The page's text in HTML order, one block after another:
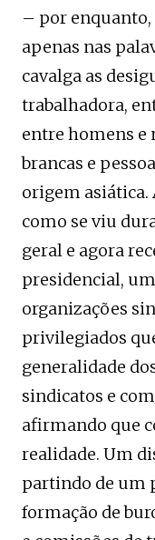
– por
apenas nas
cavalga as
trabalhadora,
entre homens e
brancas e
origem
como se viu
geral e agora
presidencial,
organizações
privilegiados
generalidade
sindicatos e
afirmando que
realidade. Um
partindo de um
formação de